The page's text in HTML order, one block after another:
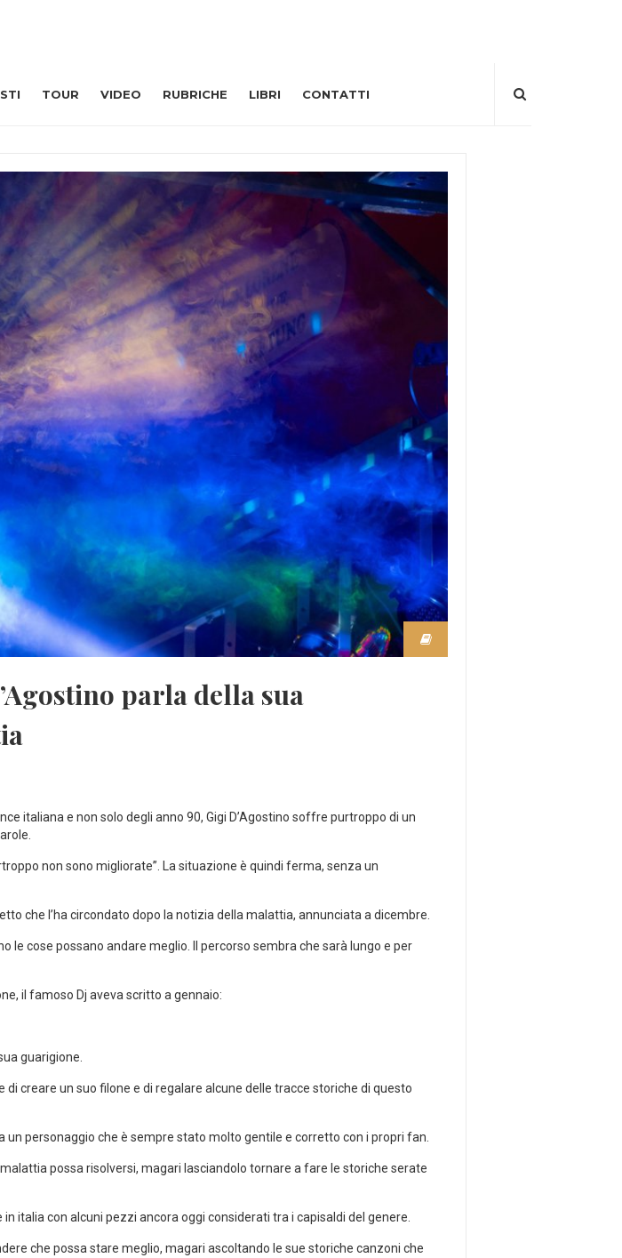
TOUR VIDEO RUBRICHE LIBRI CONTATTI
parla della sua
italiana e non solo degli anno 90, Gigi D’Agostino soffre purtroppo di un
non sono migliorate”. La situazione è quindi ferma, senza un
che l’ha circondato dopo la notizia della malattia, annunciata a dicembre.
le cose possano andare meglio. Il percorso sembra che sarà lungo e per
il famoso Dj aveva scritto a gennaio:
guarigione.
di creare un suo filone e di regalare alcune delle tracce storiche di questo
personaggio che è sempre stato molto gentile e corretto con i propri fan.
possa risolversi, magari lasciandolo tornare a fare le storiche serate
italia con alcuni pezzi ancora oggi considerati tra i capisaldi del genere.
che possa stare meglio, magari ascoltando le sue storiche canzoni che